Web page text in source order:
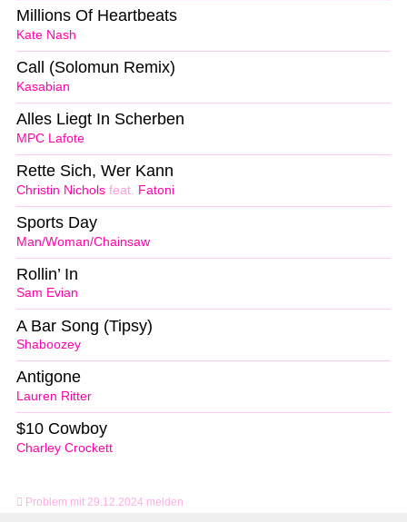
Problem mit 29.12.2024 melden
Kate Nash
Millions Of Heartbeats
Kasabian
Call (Solomun Remix)
MPC Lafote
Alles Liegt In Scherben
Christin Nichols feat. Fatoni
Rette Sich, Wer Kann
Man/Woman/Chainsaw
Sports Day
Sam Evian
Rollin’ In
Shaboozey
A Bar Song (Tipsy)
Lauren Ritter
Antigone
Charley Crockett
$10 Cowboy